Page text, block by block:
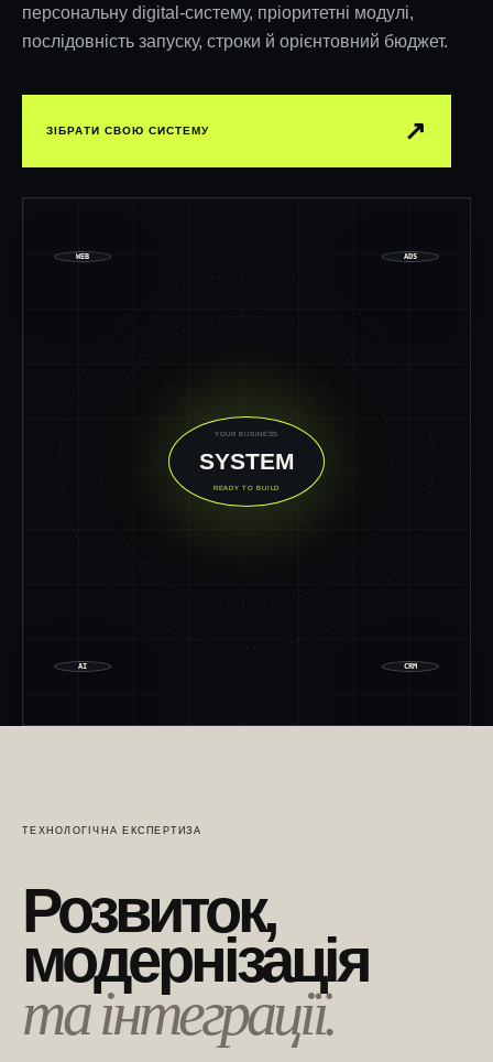
персональну digital-систему, пріоритетні модулі,
послідовність запуску, строки й орієнтовний бюджет.
ЗІБРАТИ СВОЮ СИСТЕМУ ↗︎
YOUR BUSINESS
SYSTEM
READY TO BUILD
WEB ADS
CRM
AI
ТЕХНОЛОГІЧНА ЕКСПЕРТИЗА
Розвиток,
модернізація
та інтеграції.